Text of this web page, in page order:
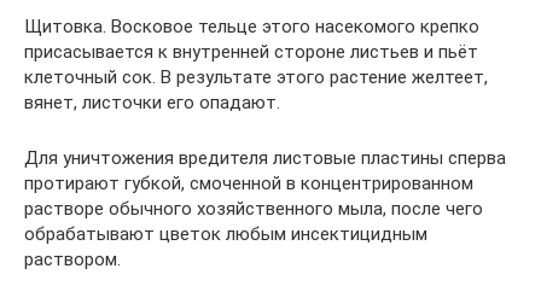
Щитовка. Восковое тельце этого насекомого крепко
присасывается к внутренней стороне листьев и пьёт
клеточный сок. В результате этого растение желтеет,
вянет, листочки его опадают.
Для уничтожения вредителя листовые пластины сперва
протирают губкой, смоченной в концентрированном
растворе обычного хозяйственного мыла, после чего
обрабатывают цветок любым инсектицидным
раствором.